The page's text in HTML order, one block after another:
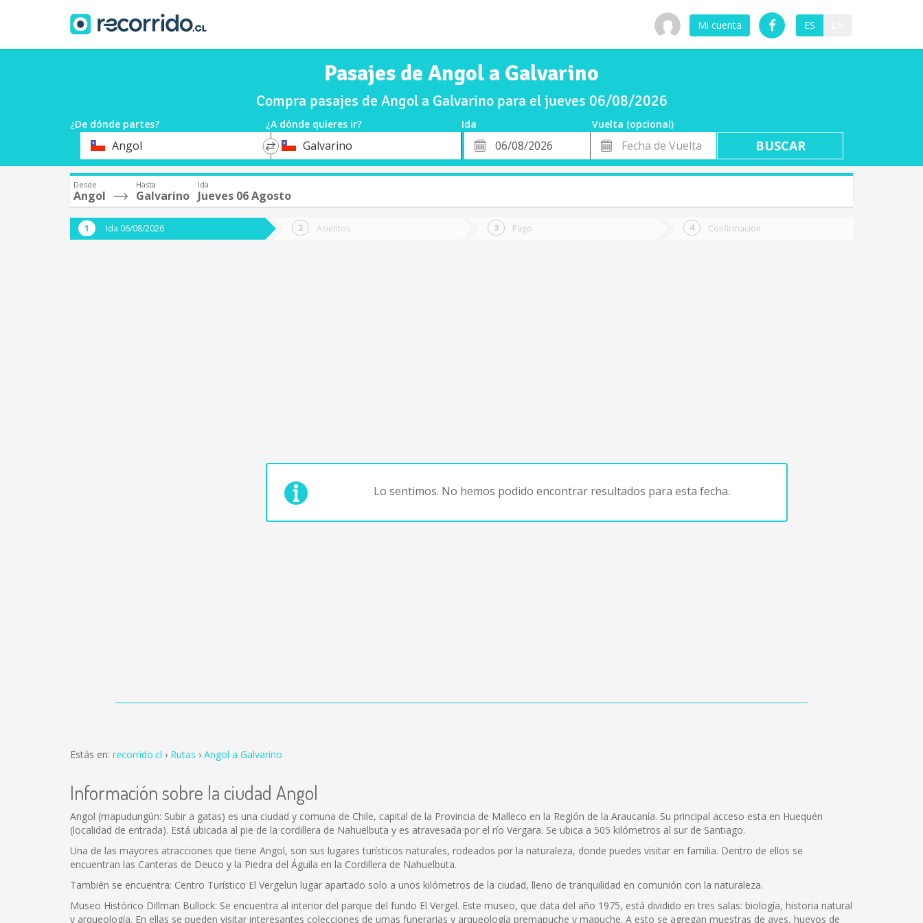
Mi cuenta ES
Pasajes de Angol a Galvarino
Compra pasajes de Angol a Galvarino para el jueves 06/08/2026
¿De dónde partes? ¿A dónde quieres ir? Ida
Vuelta (opcional)
OrigenAngol
*
DestinoGalvarino
Fecha
de
Fecha
de
Vuelta
Desde
Angol
Hasta
Galvarino
Ida
Jueves 06 Agosto
Ida 06/08/2026 Asientos Pago Confirmación
Lo sentimos. No hemos podido encontrar resultados para esta fecha.
Estás en: recorrido.cl Rutas Angol a Galvarino
Información sobre la ciudad Angol
Angol (mapudungún: Subir a gatas) es una ciudad y comuna de Chile, capital de la Provincia de Malleco en la Región de la Araucanía. Su principal acceso esta en Huequén
(localidad de entrada). Está ubicada al pie de la cordillera de Nahuelbuta y es atravesada por el río Vergara. Se ubica a 505 kilómetros al sur de Santiago.
Una de las mayores atracciones que tiene Angol, son sus lugares turísticos naturales, rodeados por la naturaleza, donde puedes visitar en familia. Dentro de ellos se
encuentran las Canteras de Deuco y la Piedra del Águila en la Cordillera de Nahuelbuta.
También se encuentra: Centro Turístico El Vergelun lugar apartado solo a unos kilómetros de la ciudad, lleno de tranquilidad en comunión con la naturaleza.
Museo Histórico Dillman Bullock: Se encuentra al interior del parque del fundo El Vergel. Este museo, que data del año 1975, está dividido en tres salas: biología, historia natural
y arqueología. En ellas se pueden visitar interesantes colecciones de urnas funerarias y arqueología premapuche y mapuche. A esto se agregan muestras de aves, huevos de